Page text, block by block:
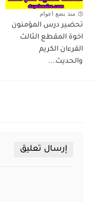
منذ بضع اعوام
تحضير درس المؤمنون
اخوة المقطع الثالث
القرءان الكريم
والحديث...
إرسال تعليق